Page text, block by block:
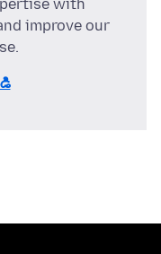
with
improve our